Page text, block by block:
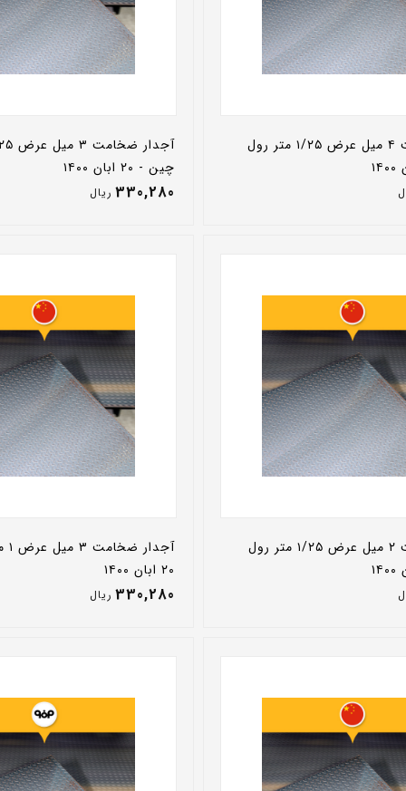
آجدار ضخامت ۴ میل عرض ۱/۲۵ متر رول
آجدار ضخامت ۲ میل عرض ۱/۲۵ متر رول
چین - ۲۰ ابان ۱۴۰۰
330,280 ريال
۲۰ ابان ۱۴۰۰
330,280 ريال